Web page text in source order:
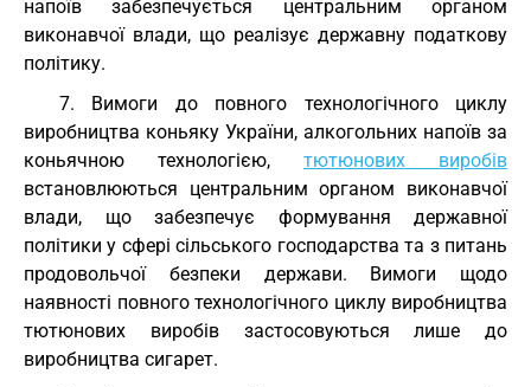
напоїв забезпечується центральним органом
виконавчої влади, що реалізує державну податкову
політику.
7. Вимоги до повного технологічного циклу
виробництва коньяку України, алкогольних напоїв за
коньячною технологією, тютюнових виробів
встановлюються центральним органом виконавчої
влади, що забезпечує формування державної
політики у сфері сільського господарства та з питань
продовольчої безпеки держави. Вимоги щодо
наявності повного технологічного циклу виробництва
тютюнових виробів застосовуються лише до
виробництва сигарет.